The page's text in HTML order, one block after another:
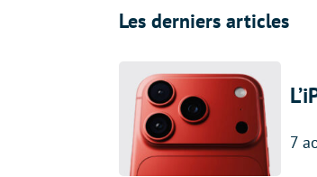
Les derniers articles
7